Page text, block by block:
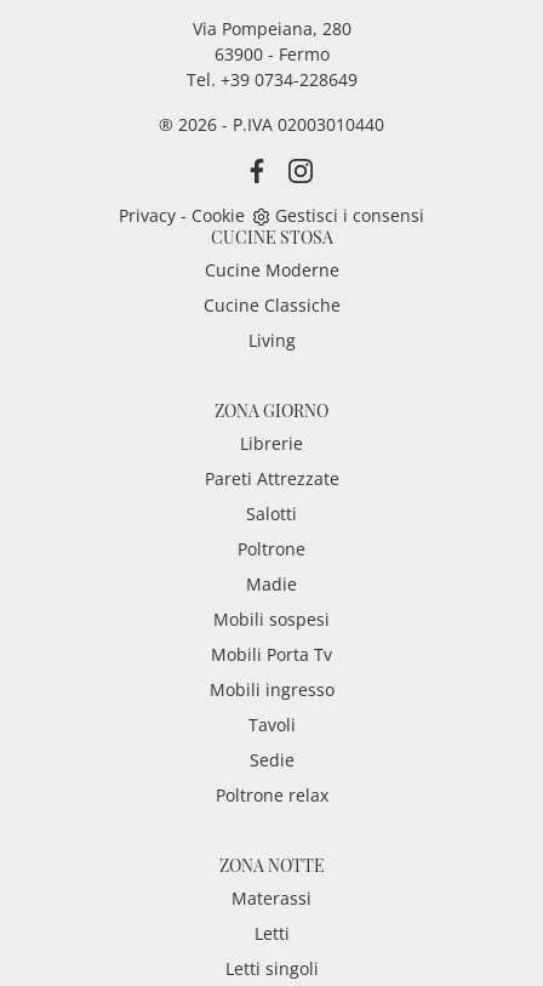
Via Pompeiana, 280
63900 - Fermo
Tel. +39 0734-228649
® 2026 - P.IVA 02003010440
Privacy - Cookie
Gestisci i consensi
CUCINE STOSA
Cucine Moderne
Cucine Classiche
Living
ZONA GIORNO
Librerie
Pareti Attrezzate
Salotti
Poltrone
Madie
Mobili sospesi
Mobili Porta Tv
Mobili ingresso
Tavoli
Sedie
Poltrone relax
ZONA NOTTE
Materassi
Letti
Letti singoli